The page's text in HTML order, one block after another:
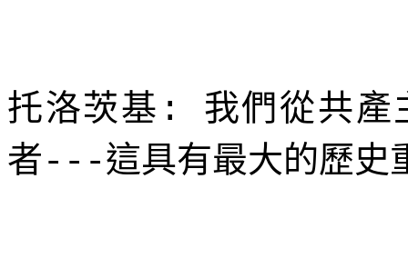
托洛茨基 : 我們從共產
者---這具有最大的歷史